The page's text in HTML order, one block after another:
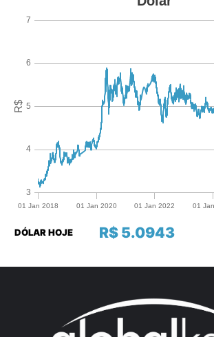
R$ 5.0943
DÓLAR HOJE